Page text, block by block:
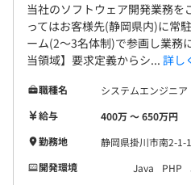
当社のソフトウェア開発業務を
ってはお客様先(静岡県内)に常
ーム(2～3名体制)で参画し業務
当領域】要求定義からシ... 詳し
職種名
システムエンジニア
給与
400万 〜 650万円
勤務地
静岡県掛川市南2-1-
開発環境
Java PHP